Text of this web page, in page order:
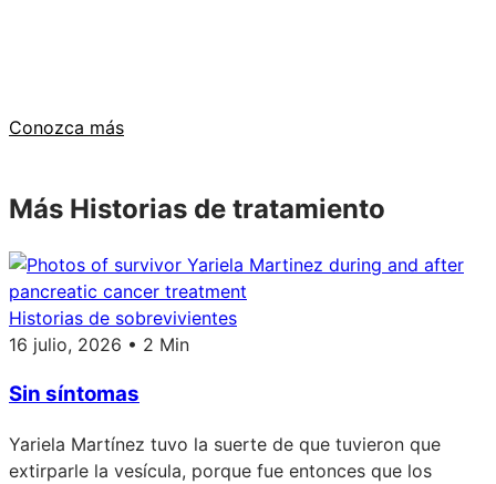
Conozca más
Más Historias de tratamiento
Historias de sobrevivientes
16 julio, 2026 • 2 Min
Sin síntomas
Yariela Martínez tuvo la suerte de que tuvieron que
extirparle la vesícula, porque fue entonces que los